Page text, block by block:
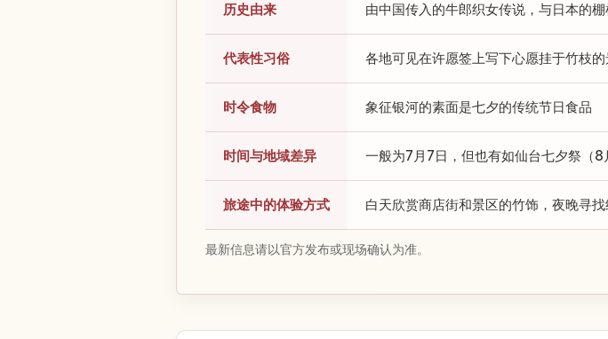
历史由来 由中国传入的牛郎织女传说，与日本的
代表性习俗 各地可见在许愿签上写下心愿挂于竹枝
时令食物 象征银河的素面是七夕的传统节日食品
时间与地域差异 一般为7月7日，但也有如仙台七夕祭（
旅途中的体验方式 白天欣赏商店街和景区的竹饰，夜晚寻
最新信息请以官方发布或现场确认为准。